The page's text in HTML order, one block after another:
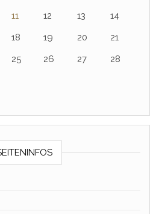
11 12 13
14
18 19 20
21
25 26 27
28